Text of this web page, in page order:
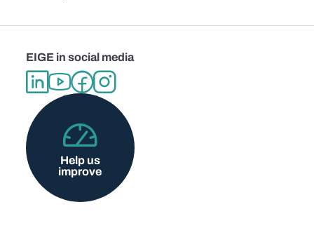
EIGE in social media
Help us
improve